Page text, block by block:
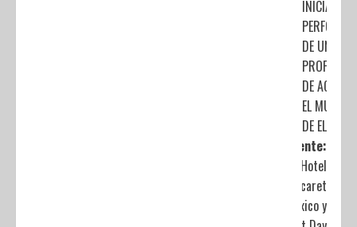
INICIA
DE UN
PROFUNDO
DE AGUA
EL
DE EL ORO
Siguiente:
Hotel
Xcaret
México y